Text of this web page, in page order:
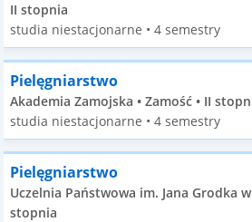
II stopnia
studia niestacjonarne • 4 semestry
Pielęgniarstwo
Akademia Zamojska • Zamość • II
studia niestacjonarne • 4 semestry
Pielęgniarstwo
Uczelnia Państwowa im. Jana Grodka w
stopnia